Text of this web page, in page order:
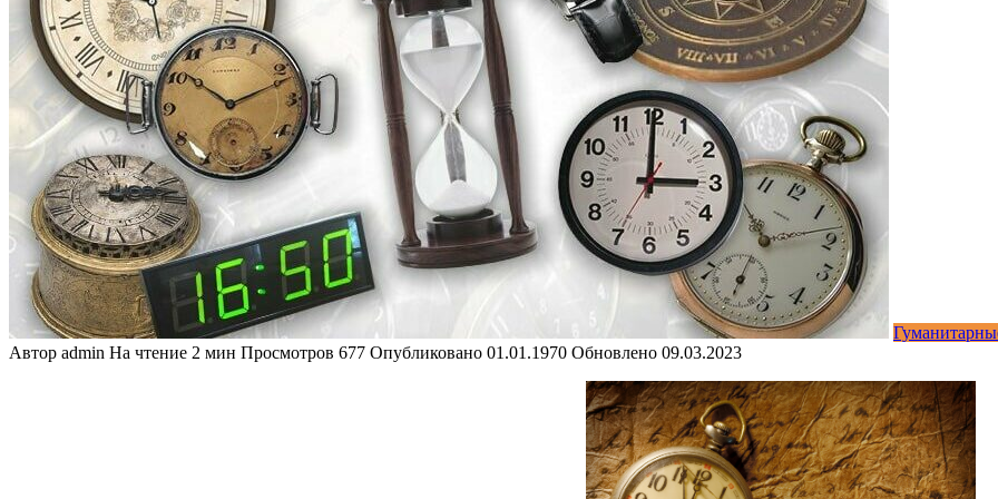
Автор admin На чтение 2 мин Просмотров 677 Опубликовано 01.01.1970 Обновлено 09.03.2023